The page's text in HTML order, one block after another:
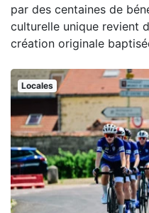
par des centaines de
culturelle unique revient
création originale
Locales